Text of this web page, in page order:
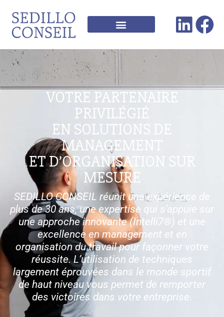
VOTRE PARTENAIRE
PRIVILÉGIÉ
EN SOLUTIONS DE
MANAGEMENT
ET D’ORGANISATION SUR
MESURE
SEDILLO CONSEIL réunit une expérience de
plus de 30 ans, une expertise qui s’appuie sur
une approche innovante (Intelli7®) et une
excellence en management et en
organisation du travail pour façonner votre
réussite. L’utilisation de techniques
largement éprouvées dans le monde sportif
de haut niveau vous permet de remporter
des victoires dans votre entreprise.